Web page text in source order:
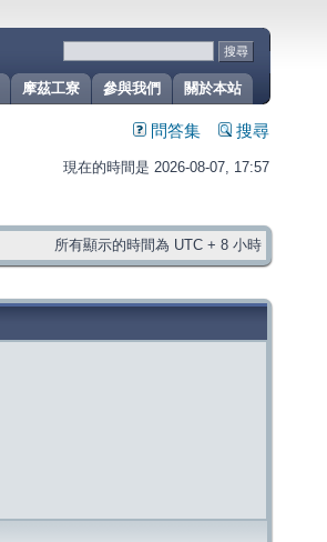
關於本站
參與我們
摩茲工寮
問答集 搜尋
現在的時間是 2026-08-07, 17:57
所有顯示的時間為 UTC + 8 小時